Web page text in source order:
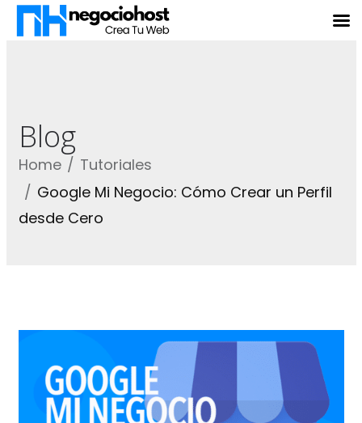
Blog
Home
Tutoriales
Google Mi Negocio: Cómo Crear un Perfil
desde Cero